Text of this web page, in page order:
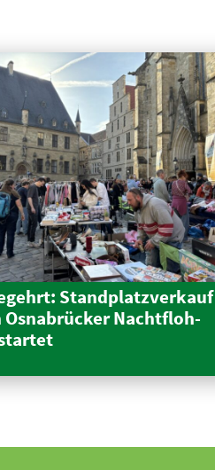
Stand­platz­verkauf
Osnabrücker Nacht­floh­